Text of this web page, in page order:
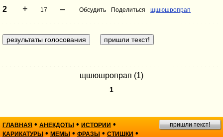
2 + 17 – Обсудить Поделиться щшюшропрап
щшюшропрап (1)
1
ГЛАВНАЯ • АНЕКДОТЫ • ИСТОРИИ •
КАРИКАТУРЫ • МЕМЫ • ФРАЗЫ • СТИШКИ •
пришли текст!